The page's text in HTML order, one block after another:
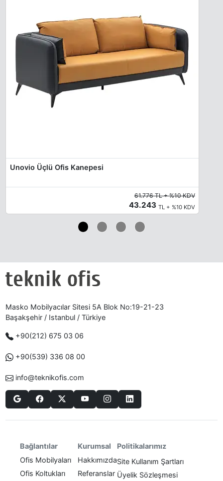
Unovio Üçlü Ofis Kanepesi
61.776 TL + %10 KDV
43.243 TL + %10 KDV
Masko Mobilyacılar Sitesi 5A Blok No:19-21-23
Başakşehir / Istanbul / Türkiye
+90(212) 675 03 06
+90(539) 336 08 00
info@teknikofis.com
Bağlantılar
Ofis Mobilyaları
Ofis Koltukları
Kurumsal
Hakkımızda
Referanslar
Politikalarımız
Site Kullanım Şartları
Üyelik Sözleşmesi